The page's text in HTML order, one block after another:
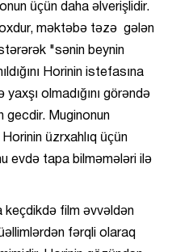
üçün daha əlverişlidir.
məktəbə təzə gələn
"sənin beynin
Horinin istefasına
olmadığını görəndə
gecdir. Muginonun
üzrxahlıq üçün
evdə tapa bilməmələri ilə
keçdikdə film əvvəldən
fərqli olaraq